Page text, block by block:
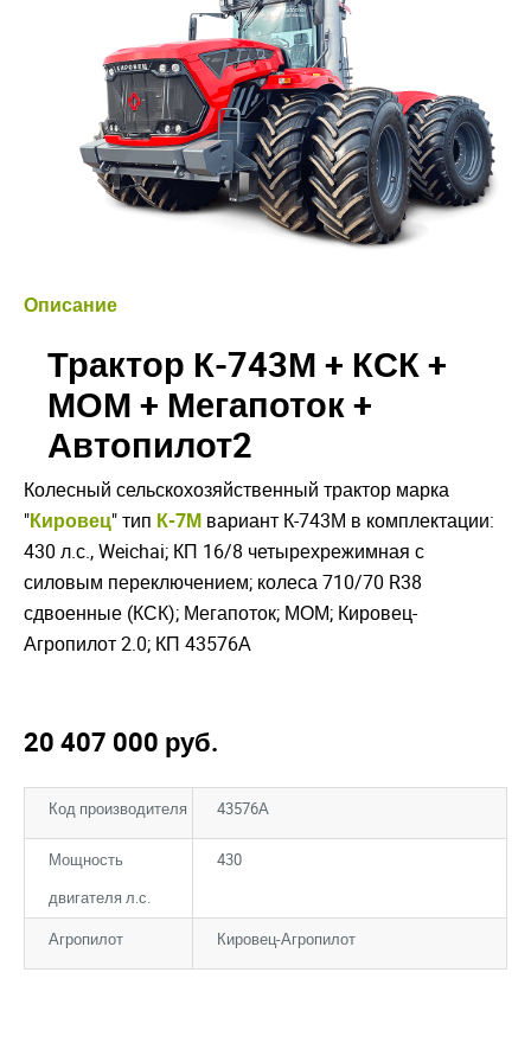
Описание
Трактор К-743М + КСК +
МОМ + Мегапоток +
Автопилот2
Колесный сельскохозяйственный трактор марка
"Кировец" тип К-7М вариант К-743М в комплектации:
430 л.с., Weichai; КП 16/8 четырехрежимная с
силовым переключением; колеса 710/70 R38
сдвоенные (КСК); Мегапоток; МОМ; Кировец-
Агропилот 2.0; КП 43576А
20 407 000 руб.
Код производителя 43576А
Мощность
двигателя л.с.
430
Агропилот Кировец-Агропилот